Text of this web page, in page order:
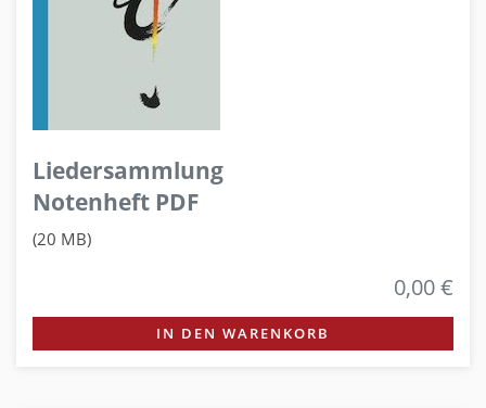
Liedersammlung
Notenheft PDF
(20 MB)
0,00 €
IN DEN WARENKORB